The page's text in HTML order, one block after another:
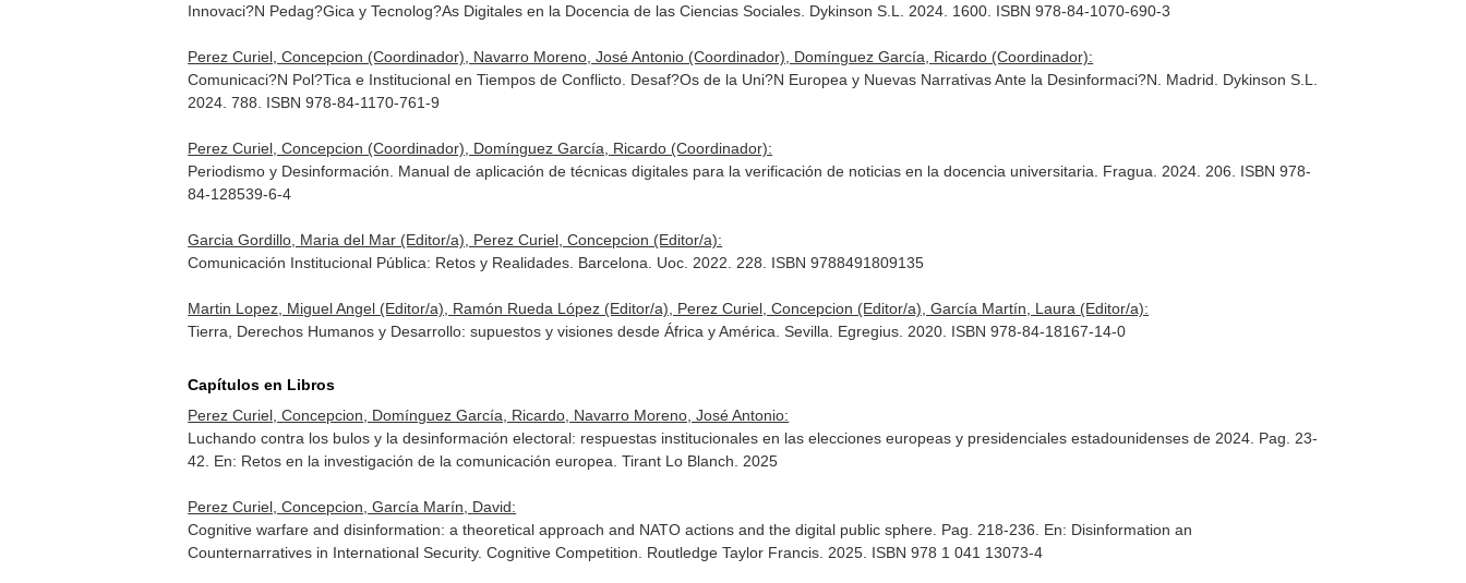
Innovaci?N Pedag?Gica y Tecnolog?As Digitales en la Docencia de las Ciencias Sociales. Dykinson S.L. 2024. 1600. ISBN 978-84-1070-690-3
Perez Curiel, Concepcion (Coordinador), Navarro Moreno, José Antonio (Coordinador), Domínguez García, Ricardo (Coordinador):
Comunicaci?N Pol?Tica e Institucional en Tiempos de Conflicto. Desaf?Os de la Uni?N Europea y Nuevas Narrativas Ante la Desinformaci?N. Madrid. Dykinson S.L.
2024. 788. ISBN 978-84-1170-761-9
Perez Curiel, Concepcion (Coordinador), Domínguez García, Ricardo (Coordinador):
Periodismo y Desinformación. Manual de aplicación de técnicas digitales para la verificación de noticias en la docencia universitaria. Fragua. 2024. 206. ISBN 978-
84-128539-6-4
Garcia Gordillo, Maria del Mar (Editor/a), Perez Curiel, Concepcion (Editor/a):
Comunicación Institucional Pública: Retos y Realidades. Barcelona. Uoc. 2022. 228. ISBN 9788491809135
Martin Lopez, Miguel Angel (Editor/a), Ramón Rueda López (Editor/a), Perez Curiel, Concepcion (Editor/a), García Martín, Laura (Editor/a):
Tierra, Derechos Humanos y Desarrollo: supuestos y visiones desde África y América. Sevilla. Egregius. 2020. ISBN 978-84-18167-14-0
Capítulos en Libros
Perez Curiel, Concepcion, Domínguez García, Ricardo, Navarro Moreno, José Antonio:
Luchando contra los bulos y la desinformación electoral: respuestas institucionales en las elecciones europeas y presidenciales estadounidenses de 2024. Pag. 23-
42. En: Retos en la investigación de la comunicación europea . Tirant Lo Blanch. 2025
Perez Curiel, Concepcion, García Marín, David:
Cognitive warfare and disinformation: a theoretical approach and NATO actions and the digital public sphere. Pag. 218-236. En: Disinformation an
Counternarratives in International Security. Cognitive Competition . Routledge Taylor Francis. 2025. ISBN 978 1 041 13073-4